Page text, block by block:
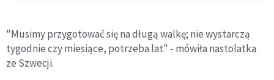
"Musimy przygotować się na długą walkę; nie wystarczą
tygodnie czy miesiące, potrzeba lat" - mówiła nastolatka
ze Szwecji.